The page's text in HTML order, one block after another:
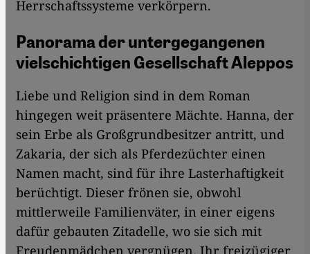
Herrschaftssysteme verkörpern.
Panorama der untergegangenen
vielschichtigen Gesellschaft Aleppos
Liebe und Religion sind in dem Roman
hingegen weit präsentere Mächte. Hanna, der
sein Erbe als Großgrundbesitzer antritt, und
Zakaria, der sich als Pferdezüchter einen
Namen macht, sind für ihre Lasterhaftigkeit
berüchtigt. Dieser frönen sie, obwohl
mittlerweile Familien­väter, in einer eigens
dafür gebauten Zitadelle, wo sie sich mit
Freudenmädchen vergnügen. Ihr freizügiger